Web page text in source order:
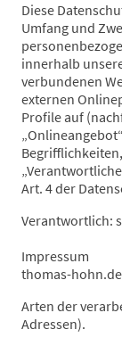
Diese
Umfang und
innerhalb
verbundenen
externen
Profile auf
Art. 4 der
Verantwortlich:
Impressum
thomas-hohn.de
Arten der
Adressen).